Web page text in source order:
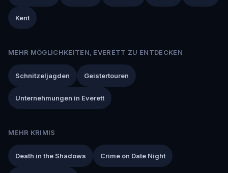
Kent
MEHR MÖGLICHKEITEN, EVERETT ZU ENTDECKEN
Schnitzeljagden Geistertouren
Unternehmungen in Everett
MEHR KRIMIS
Death in the Shadows Crime on Date Night